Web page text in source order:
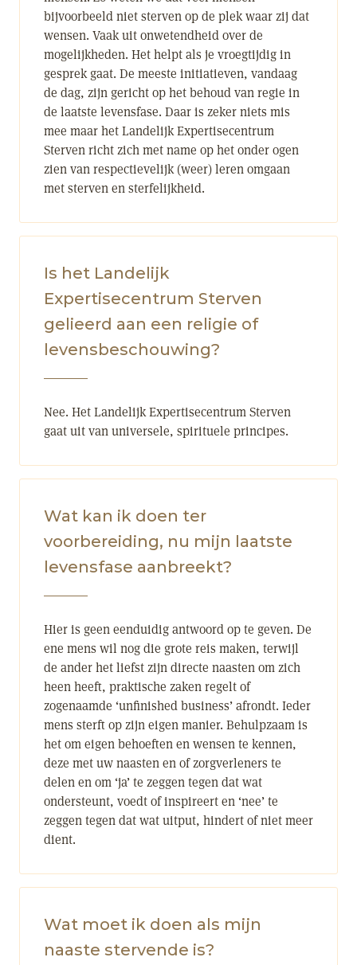
bijvoorbeeld niet sterven op de plek waar zij dat
wensen. Vaak uit onwetendheid over de
mogelijkheden. Het helpt als je vroegtijdig in
gesprek gaat. De meeste initiatieven, vandaag
de dag, zijn gericht op het behoud van regie in
de laatste levensfase. Daar is zeker niets mis
mee maar het Landelijk Expertisecentrum
Sterven richt zich met name op het onder ogen
zien van respectievelijk (weer) leren omgaan
met sterven en sterfelijkheid.
Is het Landelijk
Expertisecentrum Sterven
gelieerd aan een religie of
levensbeschouwing?
Nee. Het Landelijk Expertisecentrum Sterven
gaat uit van universele, spirituele principes.
Wat kan ik doen ter
voorbereiding, nu mijn laatste
levensfase aanbreekt?
Hier is geen eenduidig antwoord op te geven. De
ene mens wil nog die grote reis maken, terwijl
de ander het liefst zijn directe naasten om zich
heen heeft, praktische zaken regelt of
zogenaamde ‘unfinished business’ afrondt. Ieder
mens sterft op zijn eigen manier. Behulpzaam is
het om eigen behoeften en wensen te kennen,
deze met uw naasten en of zorgverleners te
delen en om ‘ja’ te zeggen tegen dat wat
ondersteunt, voedt of inspireert en ‘nee’ te
zeggen tegen dat wat uitput, hindert of niet meer
dient.
Wat moet ik doen als mijn
naaste stervende is?